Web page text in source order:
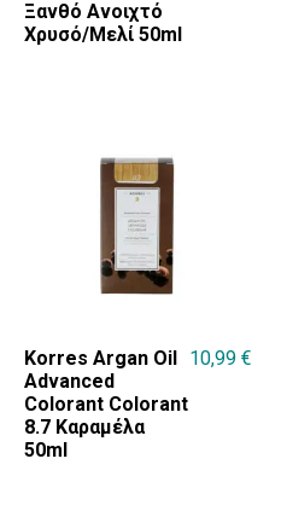
Ξανθό Ανοιχτό
Χρυσό/Μελί 50ml
Korres Argan Oil
Advanced
Colorant Colorant
8.7 Καραμέλα
50ml
10,99 €